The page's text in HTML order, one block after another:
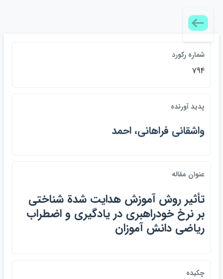
شماره ركورد
794
پديد آورنده
واشقاني فراهاني، احمد
عنوان مقاله
تأثير روش آموزش هدايت شدة شناختي
بر نرخ خودراهبري در يادگيري و اضطراب
رياضي دانش آموزان
چكيده